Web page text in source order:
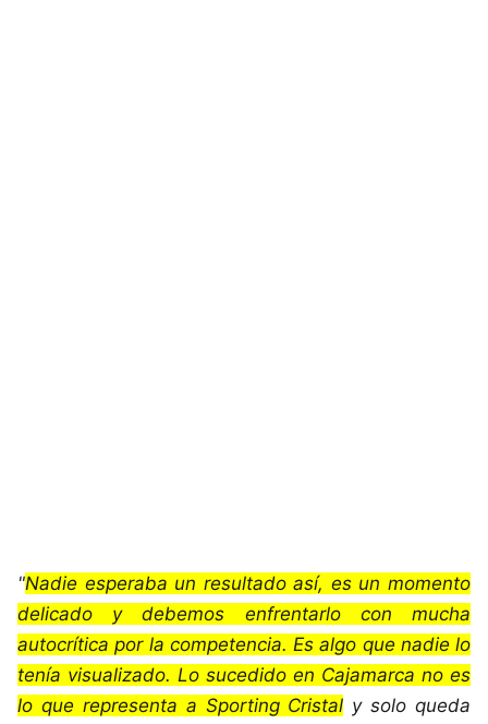
"Nadie esperaba un resultado así, es un momento
delicado y debemos enfrentarlo con mucha
autocrítica por la competencia. Es algo que nadie lo
tenía visualizado. Lo sucedido en Cajamarca no es
lo que representa a Sporting Cristal y solo queda